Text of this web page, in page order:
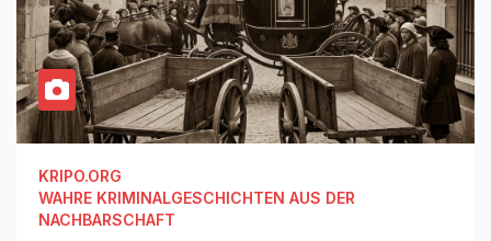
KRIPO.ORG
WAHRE KRIMINALGESCHICHTEN AUS DER
NACHBARSCHAFT